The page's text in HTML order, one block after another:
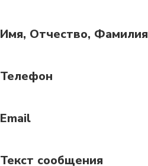
Имя, Отчество, Фамилия
Телефон
Email
Текст сообщения